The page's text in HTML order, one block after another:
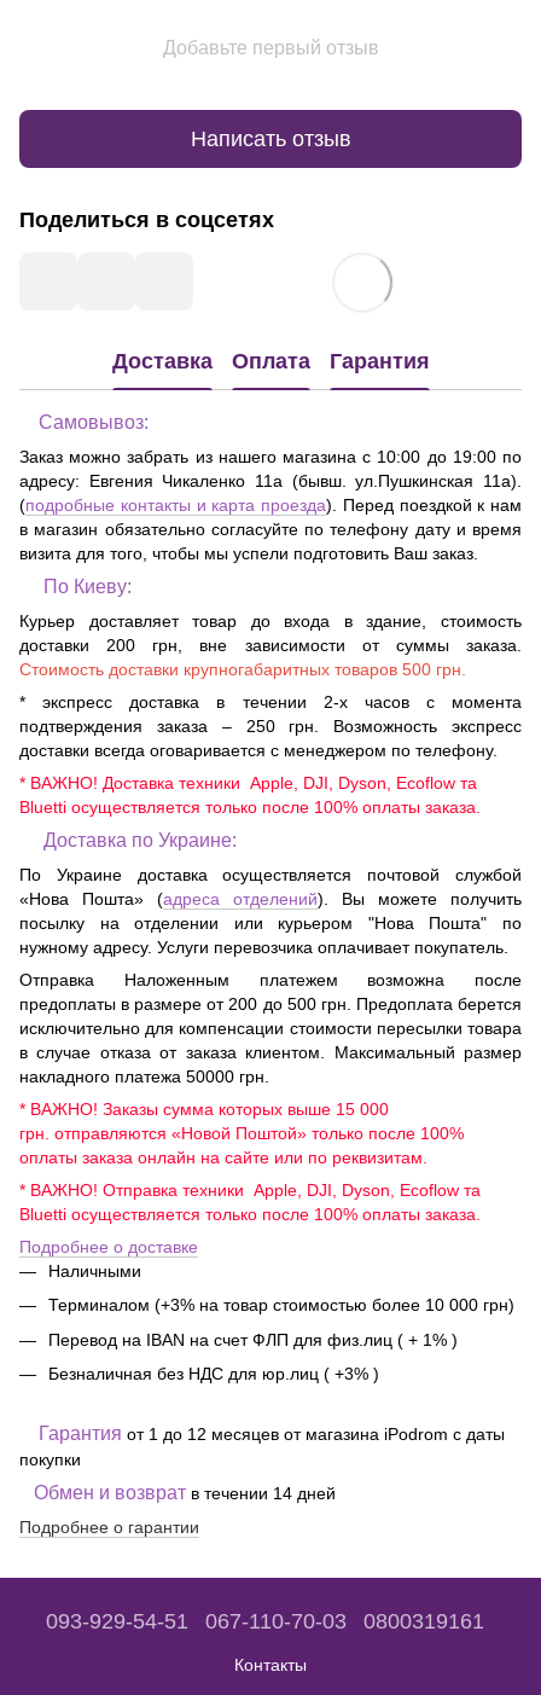
Добавьте первый отзыв
Написать отзыв
Поделиться в соцсетях
Доставка Оплата Гарантия
Самовывоз:
Заказ можно забрать из нашего магазина с 10:00 до 19:00 по
адресу: Евгения Чикаленко 11а (бывш. ул.Пушкинская 11а)
(подробные контакты и карта проезда). Перед поездкой к нам
в магазин обязательно согласуйте по телефону дату и время
визита для того, чтобы мы успели подготовить Ваш заказ.
По Киеву:
Курьер доставляет товар до входа в здание, стоимость
доставки 200 грн, вне зависимости от суммы заказа.
Стоимость доставки крупногабаритных товаров 500 грн.
* экспресс доставка в течении 2-х часов с момента
подтверждения заказа – 250 грн. Возможность экспресс
доставки всегда оговаривается с менеджером по телефону.
* ВАЖНО! Доставка техники Apple, DJI, Dyson, Ecoflow та
Bluetti осуществляется только после 100% оплаты заказа.
Доставка по Украине:
По Украине доставка осуществляется почтовой службой
«Нова Пошта» (адреса отделений). Вы можете получить
посылку на отделении или курьером "Нова Пошта" по
нужному адресу. Услуги перевозчика оплачивает покупатель.
Отправка Наложенным платежем возможна после
предоплаты в размере от 200 до 500 грн. Предоплата берется
исключительно для компенсации стоимости пересылки товара
в случае отказа от заказа клиентом. Максимальный размер
накладного платежа 50000 грн.
* ВАЖНО! Заказы сумма которых выше 15 000
грн. отправляются «Новой Поштой» только после 100%
оплаты заказа онлайн на сайте или по реквизитам.
* ВАЖНО! Отправка техники Apple, DJI, Dyson, Ecoflow та
Bluetti осуществляется только после 100% оплаты заказа.
Подробнее о доставке
Наличными
Терминалом (+3% на товар стоимостью более 10 000 грн)
Перевод на IBAN на счет ФЛП для физ.лиц ( + 1% )
Безналичная без НДС для юр.лиц ( +3% )
Гарантия от 1 до 12 месяцев от магазина iPodrom с даты
покупки
Обмен и возврат в течении 14 дней
Подробнее о гарантии
093-929-54-51 067-110-70-03 0800319161
Контакты